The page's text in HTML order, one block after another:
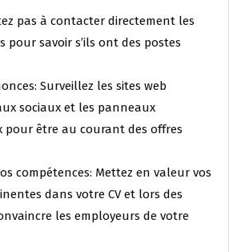
pas à contacter directement les
pour savoir s’ils ont des postes
Surveillez les sites web
sociaux et les panneaux
pour être au courant des offres
compétences: Mettez en valeur vos
dans votre CV et lors des
les employeurs de votre